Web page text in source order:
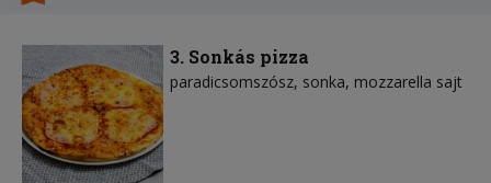
3. Sonkás pizza
paradicsomszósz sonka mozzarella sajt